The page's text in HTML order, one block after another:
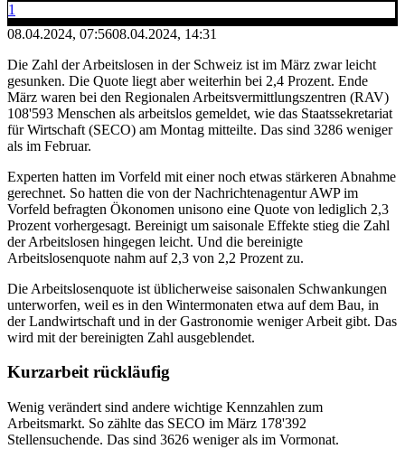
1
08.04.2024, 07:5608.04.2024, 14:31
Die Zahl der Arbeitslosen in der Schweiz ist im März zwar leicht
gesunken. Die Quote liegt aber weiterhin bei 2,4 Prozent. Ende
März waren bei den Regionalen Arbeitsvermittlungszentren (RAV)
108'593 Menschen als arbeitslos gemeldet, wie das Staatssekretariat
für Wirtschaft (SECO) am Montag mitteilte. Das sind 3286 weniger
als im Februar.
Experten hatten im Vorfeld mit einer noch etwas stärkeren Abnahme
gerechnet. So hatten die von der Nachrichtenagentur AWP im
Vorfeld befragten Ökonomen unisono eine Quote von lediglich 2,3
Prozent vorhergesagt. Bereinigt um saisonale Effekte stieg die Zahl
der Arbeitslosen hingegen leicht. Und die bereinigte
Arbeitslosenquote nahm auf 2,3 von 2,2 Prozent zu.
Die Arbeitslosenquote ist üblicherweise saisonalen Schwankungen
unterworfen, weil es in den Wintermonaten etwa auf dem Bau, in
der Landwirtschaft und in der Gastronomie weniger Arbeit gibt. Das
wird mit der bereinigten Zahl ausgeblendet.
Kurzarbeit rückläufig
Wenig verändert sind andere wichtige Kennzahlen zum
Arbeitsmarkt. So zählte das SECO im März 178'392
Stellensuchende. Das sind 3626 weniger als im Vormonat.